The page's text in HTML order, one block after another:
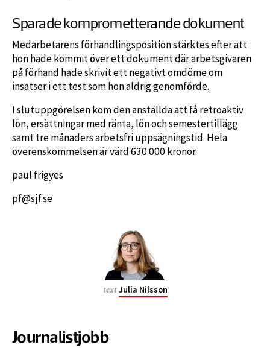
Sparade komprometterande dokument
Medarbetarens förhandlingsposition stärktes efter att
hon hade kommit över ett dokument där arbetsgivaren
på förhand hade skrivit ett negativt omdöme om
insatser i ett test som hon aldrig genomförde.
I slutuppgörelsen kom den anställda att få retroaktiv
lön, ersättningar med ränta, lön och semestertillägg
samt tre månaders arbetsfri uppsägningstid. Hela
överenskommelsen är värd 630 000 kronor.
paul frigyes
pf@sjf.se
text Julia Nilsson
Journalistjobb